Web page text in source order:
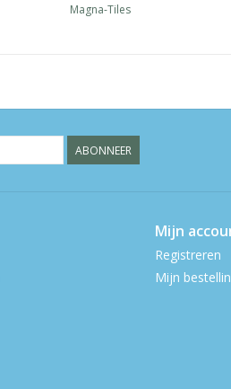
Magna-Tiles
ABONNEER
Mijn
Registreren
Mijn